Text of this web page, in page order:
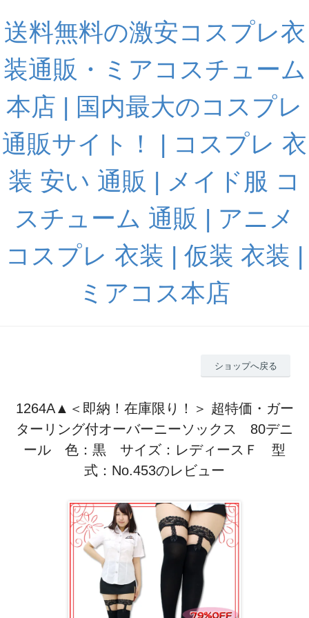
送料無料の激安コスプレ衣
装通販・ミアコスチューム
本店 | 国内最大のコスプレ
通販サイト！ | コスプレ 衣
装 安い 通販 | メイド服 コ
スチューム 通販 | アニメ
コスプレ 衣装 | 仮装 衣装 |
ミアコス本店
ショップへ戻る
1264A▲＜即納！在庫限り！＞ 超特価・ガー
ターリング付オーバーニーソックス 80デニ
ール 色：黒 サイズ：レディースＦ 型
式：No.453のレビュー